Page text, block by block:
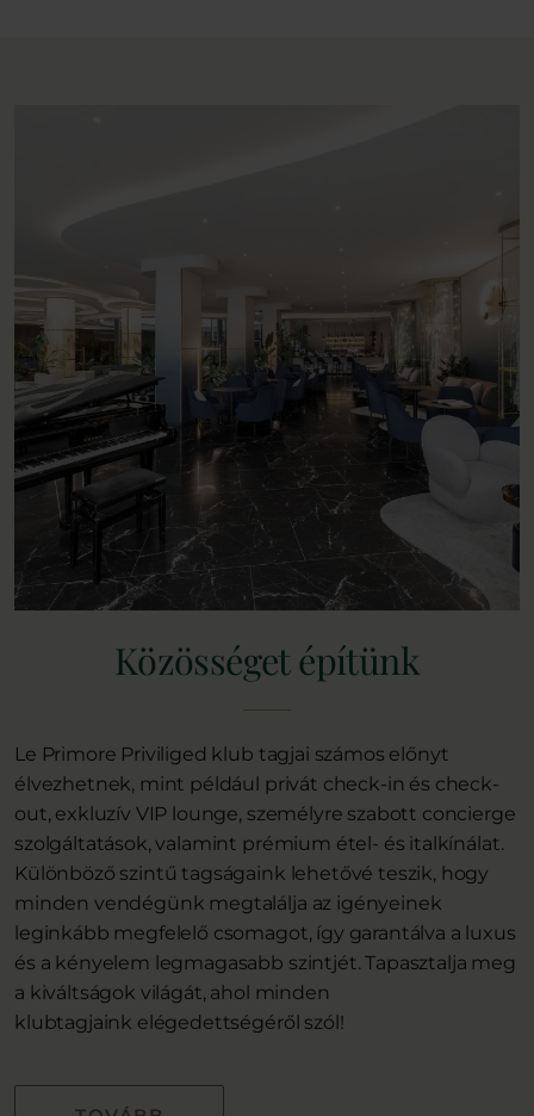
Közösséget építünk
Le Primore Priviliged klub tagjai számos előnyt
élvezhetnek, mint például privát check-in és check-
out, exkluzív VIP lounge, személyre szabott concierge
szolgáltatások, valamint prémium étel- és italkínálat.
Különböző szintű tagságaink lehetővé teszik, hogy
minden vendégünk megtalálja az igényeinek
leginkább megfelelő csomagot, így garantálva a luxus
és a kényelem legmagasabb szintjét. Tapasztalja meg
a kiváltságok világát, ahol minden
klubtagjaink elégedettségéről szól!